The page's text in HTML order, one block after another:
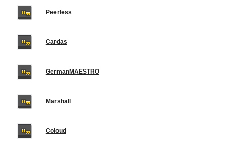
Peerless
Cardas
GermanMAESTRO
Marshall
Coloud